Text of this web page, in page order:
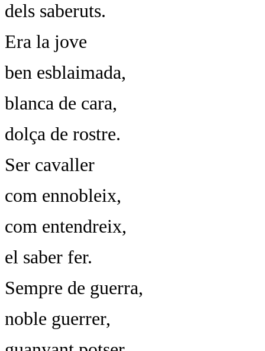
dels saberuts.
Era la jove
ben esblaimada,
blanca de cara,
dolça de rostre.
Ser cavaller
com ennobleix,
com entendreix,
el saber fer.
Sempre de guerra,
noble guerrer,